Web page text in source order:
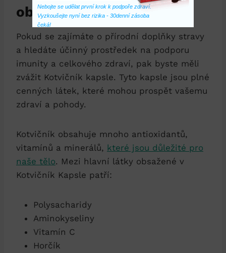
obsahuje a proč
Pokud se zajímáte o přírodní doplňky stravy
a hledáte účinný prostředek na podporu
imunity a celkového zdraví, pak byste měli
zvážit Kotvičník kapsle. Tyto kapsle jsou plné
cenných látek, které mohou prospět vašemu
zdraví a pohody.
Kotvičník obsahuje mnoho antioxidantů,
vitamínů a minerálů, které jsou důležité pro
naše tělo. Mezi hlavní látky obsažené v
Kotvičník Kapsle patří:
Polysacharidy
Aminokyseliny
Vitamín C
Horčík
Nebojte se udělat první krok k podpoře zdraví.
Vyzkoušejte nyní bez rizika - 30denní zásoba
čeká!